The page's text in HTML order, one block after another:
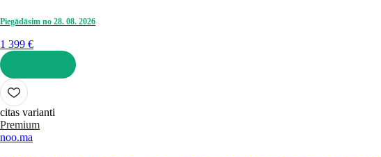
Piegādāsim no 28. 08. 2026
1 399 €
LIKT GROZĀ
citas varianti
Premium
noo.ma